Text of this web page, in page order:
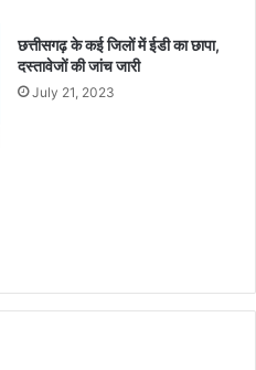
छत्तीसगढ़ के कई जिलों में ईडी का छापा,
दस्तावेजों की जांच जारी
July 21, 2023